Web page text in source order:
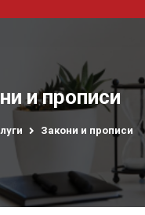
и прописи
Закони и прописи